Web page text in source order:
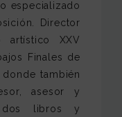
especializado
Director
XXV
Finales de
donde también
asesor y
libros y